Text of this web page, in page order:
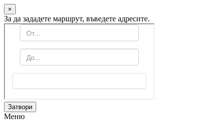
×
За да зададете маршрут, въведете адресите.
Затвори
Меню